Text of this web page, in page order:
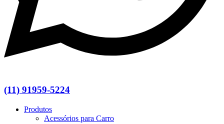
(11) 91959-5224
Produtos
Acessórios para Carro